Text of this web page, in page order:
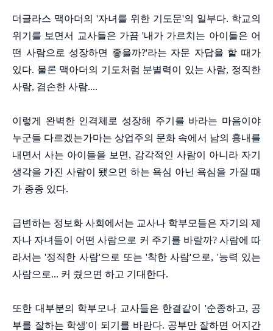
더글라스 맥아더의 '자녀를 위한 기도문'의 일부다. 학교의
위기를 보면서 교사들은 가끔 '내가 가르치는 아이들은 어
떤 사람으로 성장하면 좋을까?'라는 자문 자답을 할 때가
있다. 물론 맥아더의 기도처럼 분별력이 있는 사람, 정직한
사람, 겸손한 사람....
이렇게 완벽한 인격체로 성장해 주기를 바라는 마음이야
누군들 다르겠는가마는 상업주의 문화 속에서 남의 흉내를
내면서 사는 아이들을 보면, 감각적인 사람이 아니라 자기
생각을 가진 사람이 됐으면 하는 욕심 아닌 욕심을 가질 때
가 종종 있다.
급변하는 정보화 사회에서는 교사나 학부모들은 자기의 제
자나 자녀들이 어떤 사람으로 커 주기를 바랄까? 사람에 따
라서는 '정직한 사람'으로 또는 '착한 사람'으로, '능력 있는
사람으로... 커 줬으면 하고 기대한다.
또한 대부분의 학부모나 교사들은 한결같이 '순종하고, 공
부를 잘하는 학생'이 되기를 바란다. 공부만 잘하면 어지간